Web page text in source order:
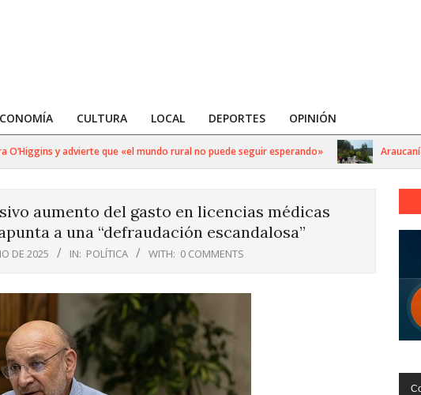
CULTURA LOCAL DEPORTES OPINIÓN
y advierte que «el mundo rural no puede seguir esperando» Araucanía:
aumento del gasto en licencias médicas
a una “defraudación escandalosa”
DE 2025 IN: POLÍTICA WITH: 0 COMMENTS